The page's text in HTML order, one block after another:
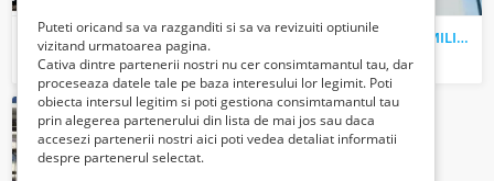
SPATIU COMERCIAL DE INCHIRIAT, MILITARI REZERVELOR
1100 Euro €
garsoniera de inchiriat, MILITARI
350 Euro €
Puteti oricand sa va razganditi si sa va revizuiti optiunile
vizitand urmatoarea pagina.
Cativa dintre partenerii nostri nu cer consimtamantul tau, dar
proceseaza datele tale pe baza interesului lor legimit. Poti
obiecta intersul legitim si poti gestiona consimtamantul tau
prin alegerea partenerului din lista de mai jos sau daca
accesezi partenerii nostri aici poti vedea detaliat informatii
despre partenerul selectat.